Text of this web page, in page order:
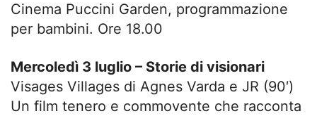
Cinema Puccini Garden, programmazione
per bambini. Ore 18.00
Mercoledì 3 luglio – Storie di visionari
Visages Villages di Agnes Varda e JR (90′)
Un film tenero e commovente che racconta